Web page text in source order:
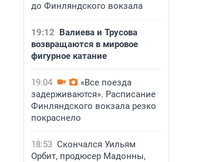
до Финляндского вокзала
19:12 Валиева и Трусова
возвращаются в мировое
фигурное катание
19:04
«Все поезда
задерживаются». Расписание
Финляндского вокзала резко
покраснело
18:53 Скончался Уильям
Орбит, продюсер Мадонны,